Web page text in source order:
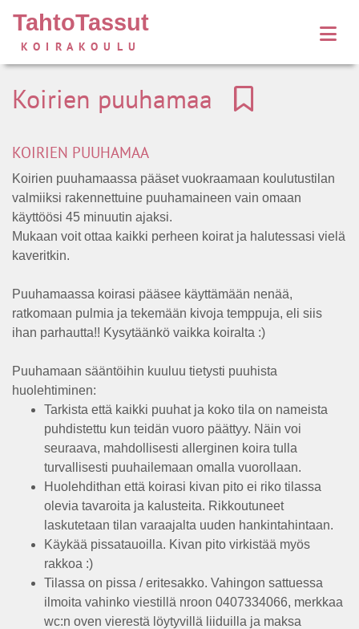
TahtoTassut
KOIRAKOULU
Koirien puuhamaa
KOIRIEN PUUHAMAA
Koirien puuhamaassa pääset vuokraamaan koulutustilan
valmiiksi rakennettuine puuhamaineen vain omaan
käyttöösi 45 minuutin ajaksi.
Mukaan voit ottaa kaikki perheen koirat ja halutessasi vielä
kaveritkin.
Puuhamaassa koirasi pääsee käyttämään nenää,
ratkomaan pulmia ja tekemään kivoja temppuja, eli siis
ihan parhautta!! Kysytäänkö vaikka koiralta :)
Puuhamaan sääntöihin kuuluu tietysti puuhista
huolehtiminen:
Tarkista että kaikki puuhat ja koko tila on nameista
puhdistettu kun teidän vuoro päättyy. Näin voi
seuraava, mahdollisesti allerginen koira tulla
turvallisesti puuhailemaan omalla vuorollaan.
Huolehdithan että koirasi kivan pito ei riko tilassa
olevia tavaroita ja kalusteita. Rikkoutuneet
laskutetaan tilan varaajalta uuden hankintahintaan.
Käykää pissatauoilla. Kivan pito virkistää myös
rakkoa :)
Tilassa on pissa / eritesakko. Vahingon sattuessa
ilmoita vahinko viestillä nroon 0407334066, merkkaa
wc:n oven vierestä löytyvillä liiduilla ja maksa